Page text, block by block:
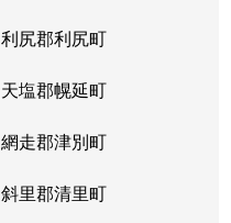
利尻郡利尻町
天塩郡幌延町
網走郡津別町
斜里郡清里町